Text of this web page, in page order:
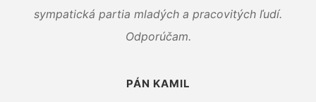
sympatická partia mladých a pracovitých ľudí.
Odporúčam.
PÁN KAMIL